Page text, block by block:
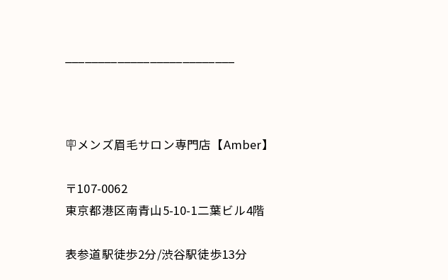
🪧メンズ眉毛サロン専門店【Amber】
〒107-0062
東京都港区南青山5-10-1二葉ビル4階
表参道駅徒歩2分/渋谷駅徒歩13分